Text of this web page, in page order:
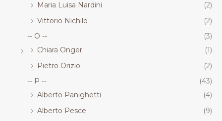
Maria Luisa Nardini
(2)
Vittorio Nichilo
(2)
-- O --
(3)
Chiara Onger
(1)
Pietro Orizio
(2)
-- P --
(43)
Alberto Panighetti
(4)
Alberto Pesce
(9)